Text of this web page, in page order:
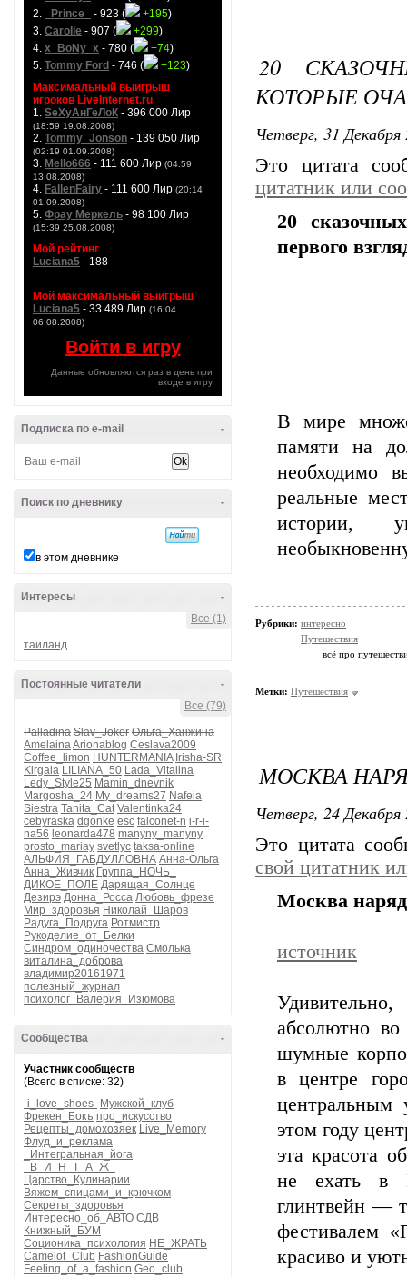
2.
_Prince_ - 923 ( +195)
3. Carolle - 907 ( +299)
4. x_BoNy_x - 780 ( +74)
5. Tommy Ford - 746 ( +123)
Максимальный выигрыш
игроков LiveInternet.ru
1. SeXyАнГеЛоК - 396 000 Лир
(18:59 19.08.2008)
2. Tommy_Jonson - 139 050 Лир
(02:19 01.09.2008)
3. Mello666 - 111 600 Лир (04:59
13.08.2008)
4. FallenFairy - 111 600 Лир (20:14
01.09.2008)
5. Фрау Меркель - 98 100 Лир
(15:39 25.08.2008)
Мой рейтинг
Luciana5 - 188
Мой максимальный выигрыш
Luciana5 - 33 489 Лир (16:04
06.08.2008)
Войти в игру
Данные обновляются раз в день при
входе в игру
-
Подписка по e-mail
-
Поиск по дневнику
в этом дневнике
-
Интересы
Все (1)
таиланд
-
Постоянные читатели
Все (79)
Palladina Slav_Joker Ольга_Ханжина
AmelainaArionablog Ceslava2009
Coffee_limon HUNTERMANIA Irisha-SR
Kirgala LILIANA_50 Lada_Vitalina
Ledy_Style25 Mamin_dnevnik
Margosha_24 My_dreams27 Nafeia
Siestra Tanita_Cat Valentinka24
cebyraska dgonke esc falconet-n i-r-i-
na56 leonarda478 manyny_manyny
prosto_mariay svetlyc taksa-online
АЛЬФИЯ_ГАБДУЛЛОВНА Анна-Ольга
Анна_Живчик Группа_НОЧЬ_
ДИКОЕ_ПОЛЕ Дарящая_Солнце
Дезирэ Донна_Росса Любовь_фрезе
Мир_здоровья Николай_Шаров
Радуга_Подруга Ротмистр
Рукоделие_от_Белки
Синдром_одиночества Смолька
виталина_доброва
владимир20161971
полезный_журнал
психолог_Валерия_Изюмова
-
Сообщества
Участник сообществ
(Всего в списке: 32)
-i_love_shoes- Мужской_клуб
Фрекен_Бокъ про_искусство
Рецепты_домохозяек Live_Memory
Флуд_и_реклама
_Интегральная_йога
_В_И_Н_Т_А_Ж_
Царство_Кулинарии
Вяжем_спицами_и_крючком
Секреты_здоровья
Интересно_об_АВТО СДВ
Книжный_БУМ
Соционика_психология НЕ_ЖРАТЬ
Camelot_Club FashionGuide
Feeling_of_a_fashion Geo_club
20
КОТОРЫЕ
Четверг, 31
Это цитата
цитатник или
20
первого
В мире
памяти на
необходимо
реальные
истории,
Рубрики: интересно
Путешествия
всё про
Метки: Путешествия
МОСКВА
Четверг, 24
Это цитата
свой цитатник
Москва
источник
абсолютно во
шумные
в центре
этом году
эта красота
не ехать в
глинтвейн —
фестивалем
красиво и